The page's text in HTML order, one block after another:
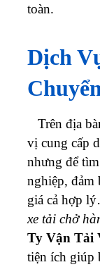
toàn.
Dịch
Trên địa
vị cung cấp
nhưng để
nghiệp, đảm
giá cả hợp
xe tải chở
Ty Vận Tải
tiện ích giúp